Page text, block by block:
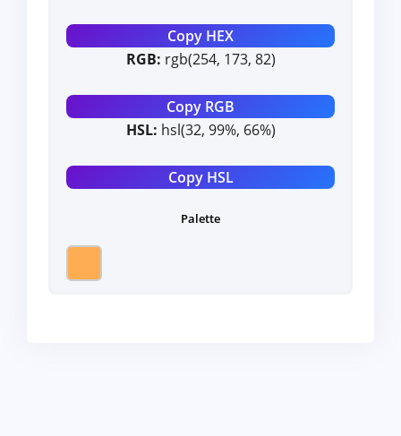
Copy HEX
RGB: rgb(254, 173, 82)
Copy RGB
HSL: hsl(32, 99%, 66%)
Copy HSL
Palette